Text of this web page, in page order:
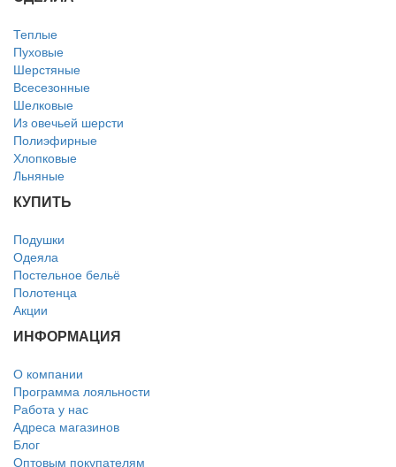
Теплые
Пуховые
Шерстяные
Всесезонные
Шелковые
Из овечьей шерсти
Полиэфирные
Хлопковые
Льняные
КУПИТЬ
Подушки
Одеяла
Постельное бельё
Полотенца
Акции
ИНФОРМАЦИЯ
О компании
Программа лояльности
Работа у нас
Адреса магазинов
Блог
Оптовым покупателям